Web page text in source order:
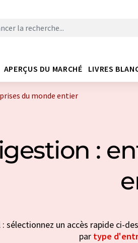
APERÇUS DU MARCHÉ LIVRES
du monde entier
:
: sélectionnez un accès rapide ci-
par type